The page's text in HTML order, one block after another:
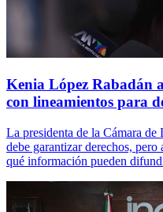
Kenia López Rabadán
con lineamientos para
La presidenta de la Cámara
debe garantizar derechos,
qué información pueden